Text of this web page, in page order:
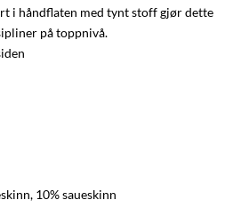
i håndflaten med tynt stoff gjør dette
på toppnivå.
10% saueskinn